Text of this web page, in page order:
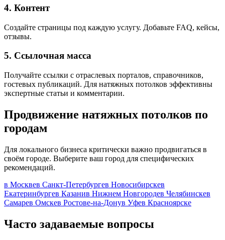
4. Контент
Создайте страницы под каждую услугу. Добавьте FAQ, кейсы,
отзывы.
5. Ссылочная масса
Получайте ссылки с отраслевых порталов, справочников,
гостевых публикаций. Для натяжных потолков эффективны
экспертные статьи и комментарии.
Продвижение натяжных потолков по
городам
Для локального бизнеса критически важно продвигаться в
своём городе. Выберите ваш город для специфических
рекомендаций.
в Москвев Санкт-Петербургев Новосибирскев
Екатеринбургев Казанив Нижнем Новгородев Челябинскев
Самарев Омскев Ростове-на-Донув Уфев Красноярске
Часто задаваемые вопросы